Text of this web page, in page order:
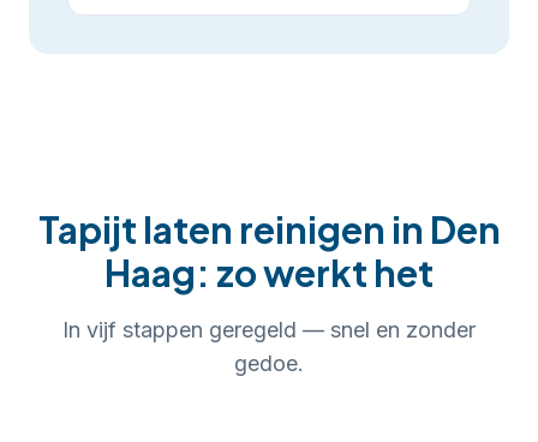
Tapijt laten reinigen in Den
Haag: zo werkt het
In vijf stappen geregeld — snel en zonder
gedoe.